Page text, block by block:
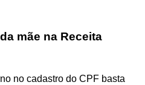
mãe na Receita
no cadastro do CPF basta